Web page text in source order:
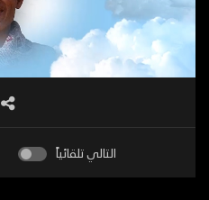
التالي تلقائياً